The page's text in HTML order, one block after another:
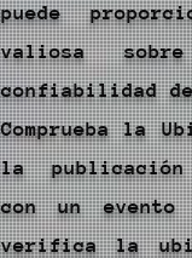
puede
valiosa
confiabilidad
Comprueba la
la
con un
verifica la